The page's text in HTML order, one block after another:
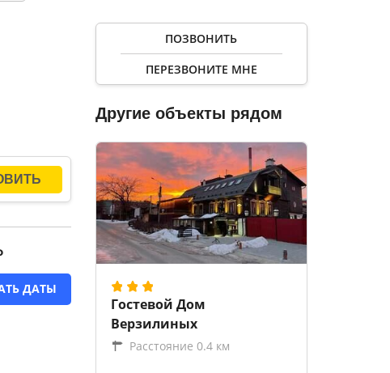
ДАТЫ
ПОЗВОНИТЬ
ПЕРЕЗВОНИТЕ МНЕ
Другие объекты рядом
Гостевой Дом
Верзилиных
Расстояние 0.4 км